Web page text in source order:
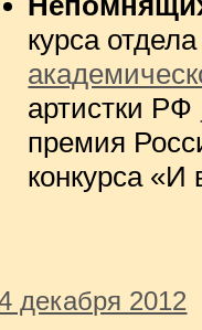
курса
артистки РФ
премия
конкурса «И
декабря 2012